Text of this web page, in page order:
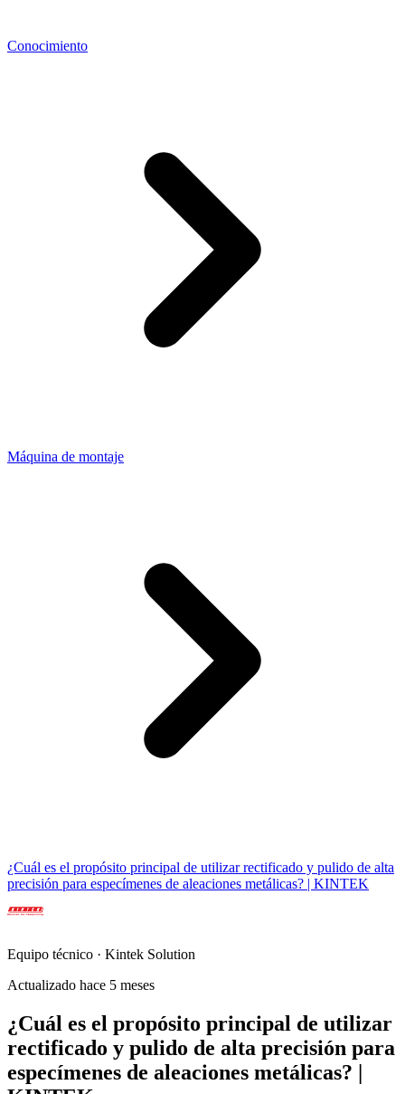
Conocimiento
Máquina de montaje
¿Cuál es el propósito principal de utilizar rectificado y pulido de alta
precisión para especímenes de aleaciones metálicas? | KINTEK
Equipo técnico · Kintek Solution
Actualizado hace 5 meses
¿Cuál es el propósito principal de utilizar
rectificado y pulido de alta precisión para
especímenes de aleaciones metálicas? |